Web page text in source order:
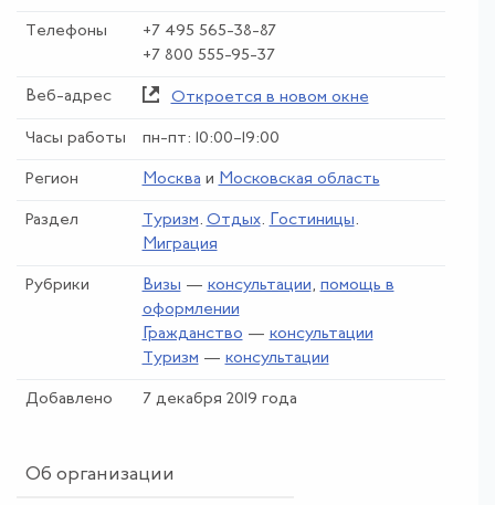
Телефоны
+7 495 565-38-87
+7 800 555-95-37
Веб-адрес Откроется в новом окне
Часы работы пн-пт: 10:00–19:00
Регион Москва и Московская область
Раздел Туризм. Отдых. Гостиницы.
Миграция
Рубрики Визы — консультации, помощь в
оформлении
Гражданство — консультации
Туризм — консультации
Добавлено 7 декабря 2019 года
Об организации